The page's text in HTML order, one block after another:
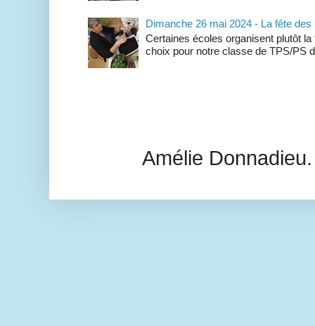
Dimanche 26 mai 2024 - La fête des
Certaines écoles organisent plutôt
choix pour notre classe de TPS/PS
Amélie